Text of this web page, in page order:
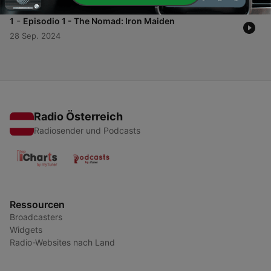
1 - Episodio 1 - The Nomad: Iron Maiden
28 Sep. 2024
Radio Österreich
Radiosender und Podcasts
Ressourcen
Broadcasters
Widgets
Radio-Websites nach Land